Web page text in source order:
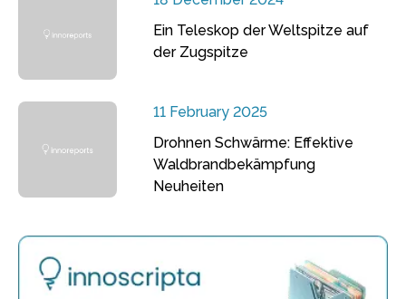
Ein Teleskop der Weltspitze auf
der Zugspitze
11 February 2025
Drohnen Schwärme: Effektive
Waldbrandbekämpfung
Neuheiten